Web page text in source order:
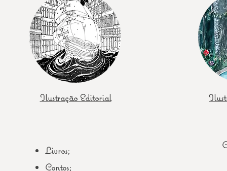
Ilustração Editorial
Livros;
Contos;